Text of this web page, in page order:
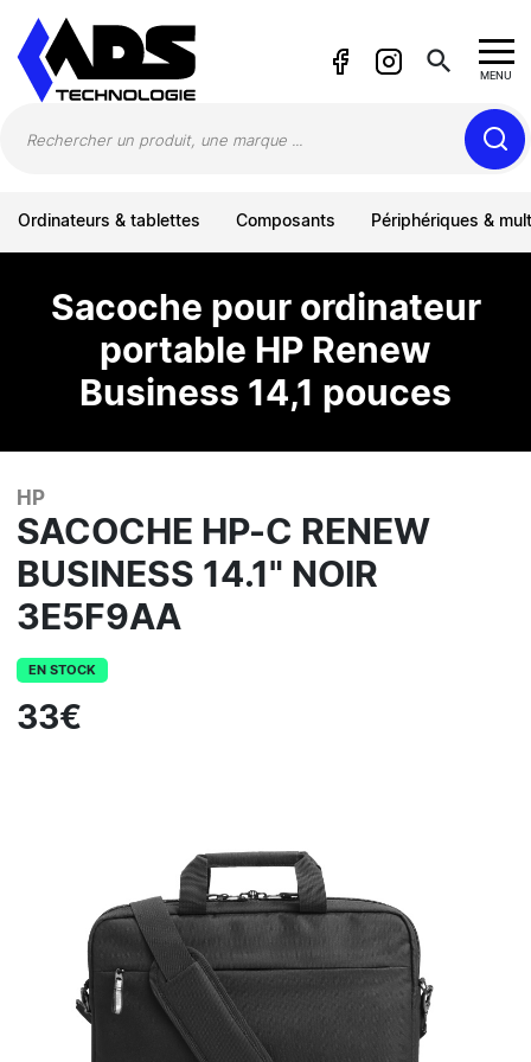
search MENU
Ordinateurs & tablettes Composants Périphériques &
Sacoche pour ordinateur
portable HP Renew
Business 14,1 pouces
HP
SACOCHE HP-C RENEW
BUSINESS 14.1" NOIR
3E5F9AA
EN STOCK
33€